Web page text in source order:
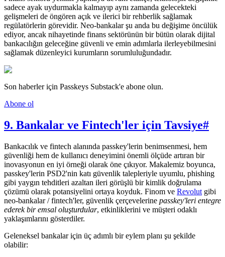
sadece ayak uydurmakla kalmayıp aynı zamanda gelecekteki
gelişmeleri de öngören açık ve ilerici bir rehberlik sağlamak
regülatörlerin görevidir. Neo-bankalar şu anda bu değişime öncülük
ediyor, ancak nihayetinde finans sektörünün bir bütün olarak dijital
bankacılığın geleceğine güvenli ve emin adımlarla ilerleyebilmesini
sağlamak düzenleyici kurumların sorumluluğundadır.
Son haberler için Passkeys Substack'e abone olun.
Abone ol
9. Bankalar ve Fintech'ler için Tavsiye#
Bankacılık ve fintech alanında passkey'lerin benimsenmesi, hem
güvenliği hem de kullanıcı deneyimini önemli ölçüde artıran bir
inovasyonun en iyi örneği olarak öne çıkıyor. Makalemiz boyunca,
passkey'lerin PSD2'nin katı güvenlik talepleriyle uyumlu, phishing
gibi yaygın tehditleri azaltan ileri görüşlü bir kimlik doğrulama
çözümü olarak potansiyelini ortaya koyduk. Finom ve Revolut gibi
neo-bankalar / fintech'ler, güvenlik çerçevelerine passkey'leri entegre
ederek bir emsal oluşturdular, etkinliklerini ve müşteri odaklı
yaklaşımlarını gösterdiler.
Geleneksel bankalar için üç adımlı bir eylem planı şu şekilde
olabilir: